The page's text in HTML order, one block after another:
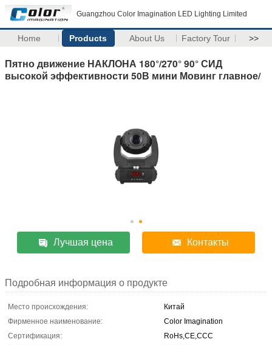
Guangzhou Color Imagination LED Lighting Limited
Home Products About Us Factory Tour >>
Пятно движение НАКЛОНА 180°/270° 90° СИД
высокой эффективности 50В мини Мовинг главное/
Лучшая цена Контакты
Подробная информация о продукте
Место происхождения:
Китай
Фирменное наименование:
Color Imagination
Сертификация:
RoHs,CE,CCC